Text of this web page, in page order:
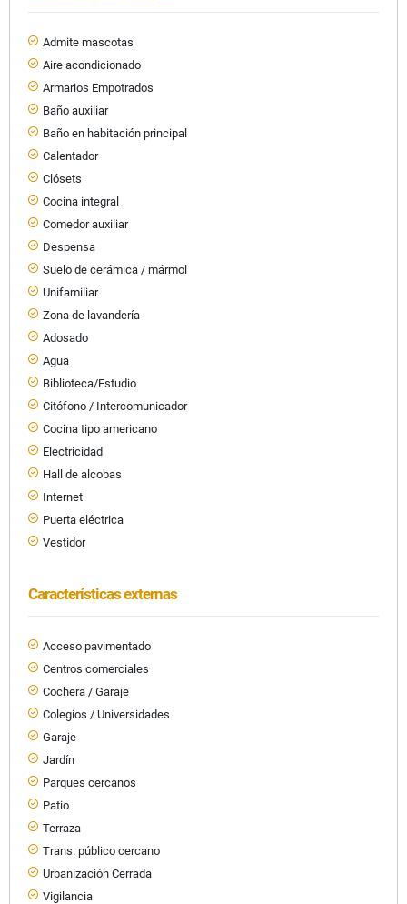
Admite mascotas
Aire acondicionado
Armarios Empotrados
Baño auxiliar
Baño en habitación principal
Calentador
Clósets
Cocina integral
Comedor auxiliar
Despensa
Suelo de cerámica / mármol
Unifamiliar
Zona de lavandería
Adosado
Agua
Biblioteca/Estudio
Citófono / Intercomunicador
Cocina tipo americano
Electricidad
Hall de alcobas
Internet
Puerta eléctrica
Vestidor
Características externas
Acceso pavimentado
Centros comerciales
Cochera / Garaje
Colegios / Universidades
Garaje
Jardín
Parques cercanos
Patio
Terraza
Trans. público cercano
Urbanización Cerrada
Vigilancia